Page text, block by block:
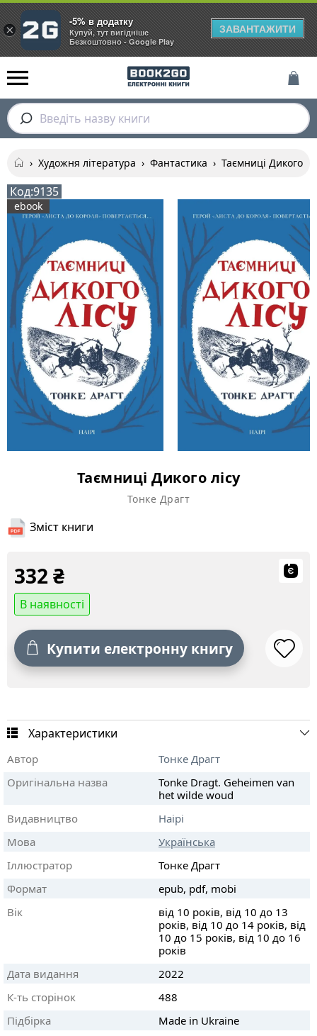
Введіть назву книги
› Художня література › Фантастика › Таємниці Дикого
Код:9135
ebook
Таємниці Дикого лісу
Тонке Драгт
Зміст книги
332 ₴
В наявності
Купити електронну книгу
Характеристики
Автор
Тонке Драгт
Оригінальна назва
Tonke Dragt. Geheimen van
het wilde woud
Видавництво
Наірі
Мова
Українська
Іллюстратор
Тонке Драгт
Формат
epub, pdf, mobi
Вік
від 10 років, від 10 до 13
років, від 10 до 14 років, від
10 до 15 років, від 10 до 16
років
Дата видання
2022
К-ть сторінок
488
Підбірка
Made in Ukraine
×
-5% в додатку
Купуй, тут вигідніше
Безкоштовно - Google Play
ЗАВАНТАЖИТИ